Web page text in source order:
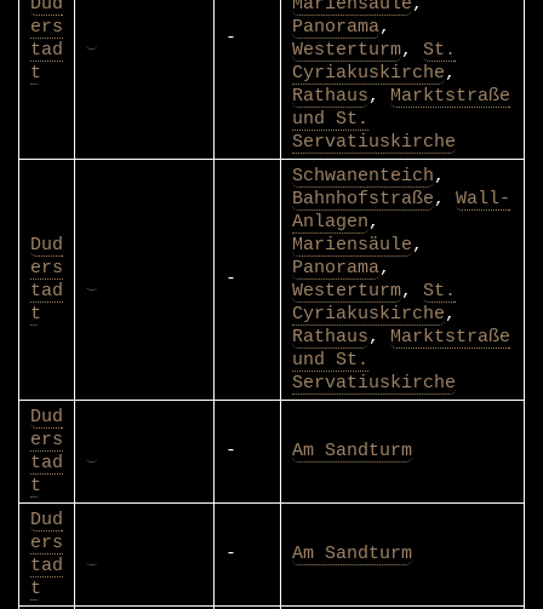
ers
tad
t
-
Panorama,
Westerturm, St.
Cyriakuskirche,
Rathaus, Marktstraße
und St.
Servatiuskirche
Dud
ers
tad
t
-
Schwanenteich,
Bahnhofstraße, Wall-
Anlagen,
Mariensäule,
Panorama,
Westerturm, St.
Cyriakuskirche,
Rathaus, Marktstraße
und St.
Servatiuskirche
Dud
ers
tad
t
- Am Sandturm
Dud
ers
tad
t
- Am Sandturm